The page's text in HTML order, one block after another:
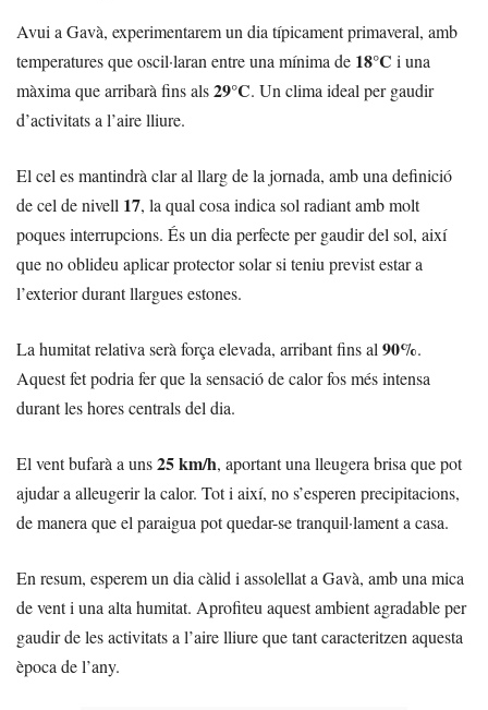
Avui a Gavà, experimentarem un dia típicament primaveral, amb
temperatures que oscil·laran entre una mínima de 18°C i una
màxima que arribarà fins als29°C. Un clima ideal per gaudir
d’activitats a l’aire lliure.
El cel es mantindrà clar al llarg de la jornada, amb una definició
de cel de nivell 17, la qual cosa indica sol radiant amb molt
poques interrupcions. És un dia perfecte per gaudir del sol, així
que no oblideu aplicar protector solar si teniu previst estar a
l’exterior durant llargues estones.
La humitat relativa serà força elevada, arribant fins al90%.
Aquest fet podria fer que la sensació de calor fos més intensa
durant les hores centrals del dia.
El vent bufarà a uns25 km/h, aportant una lleugera brisa que pot
ajudar a alleugerir la calor. Tot i així, no s’esperen precipitacions,
de manera que el paraigua pot quedar-se tranquil·lament a casa.
En resum, esperem un dia càlid i assolellat a Gavà, amb una mica
de vent i una alta humitat. Aprofiteu aquest ambient agradable per
gaudir de les activitats a l’aire lliure que tant caracteritzen aquesta
època de l’any.